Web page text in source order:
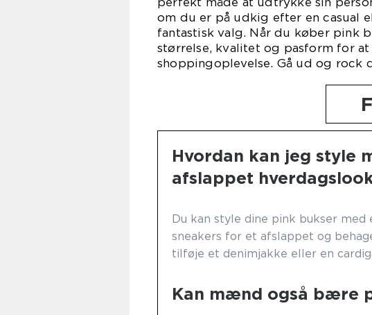
om du er på udkig efter en casual
fantastisk valg. Når du køber pink
størrelse, kvalitet og pasform for
shoppingoplevelse. Gå ud og
Hvordan kan jeg style
afslappet
Du kan style dine pink bukser
sneakers for et afslappet og
tilføje et denimjakke eller en
Kan mænd også bære